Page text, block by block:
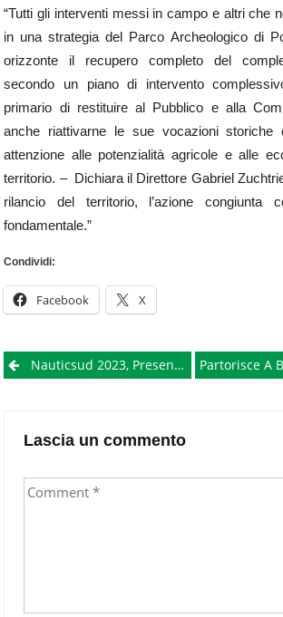
“Tutti gli interventi messi in campo e altri che
in una strategia del Parco Archeologico di
orizzonte il recupero completo del
secondo un piano di intervento
primario di restituire al Pubblico e alla
anche riattivarne le sue vocazioni storiche
attenzione alle potenzialità agricole e alle
territorio. – Dichiara il Direttore Gabriel
rilancio del territorio, l’azione congiunta
fondamentale.”
Condividi:
Facebook X
PostNauticsud 2023, Presentato 49° Salone Nautico, Manfredi: “Potenzialità Per Napoli” Partorisce A Bordo Del Traghetto
Lascia un commento